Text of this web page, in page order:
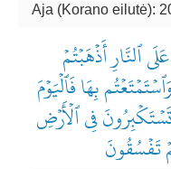
Aja (Korano eilutė):
ٱلنَّارِ أَذۡهَبۡتُمۡ
بِهَا فَٱلۡيَوۡمَ
فِي ٱلۡأَرۡضِ
تَفۡسُقُونَ